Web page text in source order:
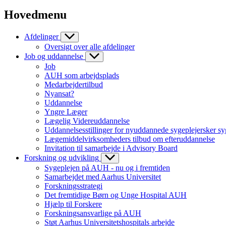
Hovedmenu
Afdelinger
Oversigt over alle afdelinger
Job og uddannelse
Job
AUH som arbejdsplads
Medarbejdertilbud
Nyansat?
Uddannelse
Yngre Læger
Lægelig Videreuddannelse
Uddannelsesstillinger for nyuddannede sygeplejersker
Lægemiddelvirksomheders tilbud om efteruddannelse
Invitation til samarbejde i Advisory Board
Forskning og udvikling
Sygeplejen på AUH - nu og i fremtiden
Samarbejdet med Aarhus Universitet
Forskningsstrategi
Det fremtidige Børn og Unge Hospital AUH
Hjælp til Forskere
Forskningsansvarlige på AUH
Støt Aarhus Universitetshospitals arbejde